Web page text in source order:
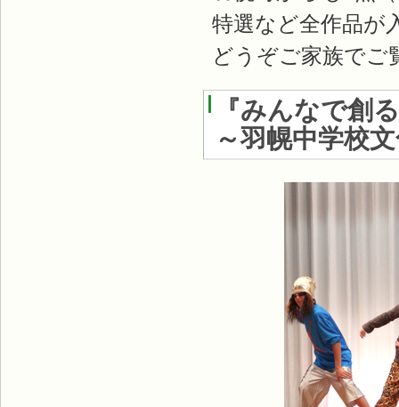
特選など全作品が
どうぞご家族でご
『みんなで創
～羽幌中学校